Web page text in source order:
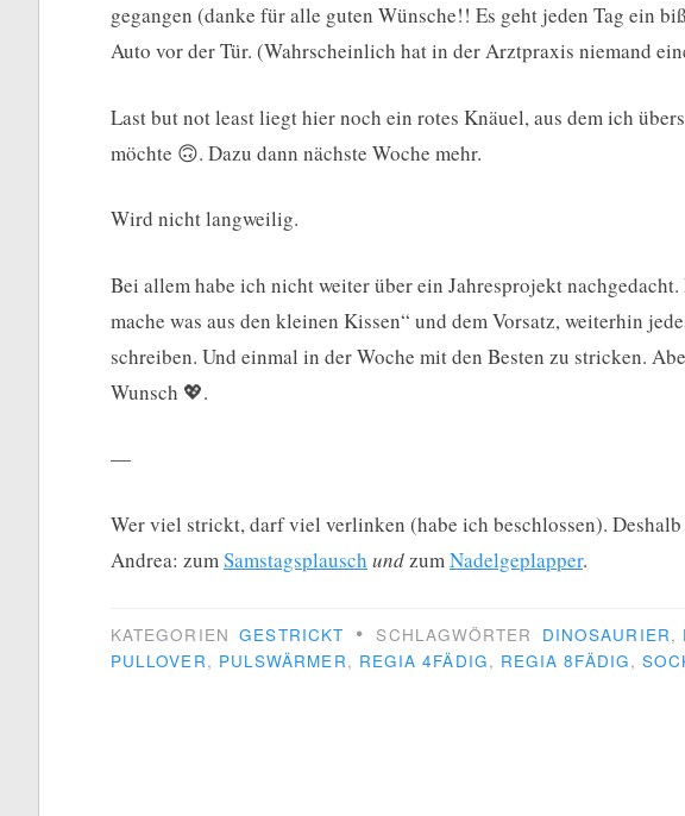
gegangen (danke für alle guten Wünsche!! Es geht jeden Tag ein
Auto vor der Tür. (Wahrscheinlich hat in der Arztpraxis niemand
Last but not least liegt hier noch ein rotes Knäuel, aus dem ich
möchte 🙃. Dazu dann nächste Woche mehr.
Wird nicht langweilig.
Bei allem habe ich nicht weiter über ein Jahresprojekt
mache was aus den kleinen Kissen“ und dem Vorsatz, weiterhin
schreiben. Und einmal in der Woche mit den Besten zu stricken.
Wunsch 💖.
—
Wer viel strickt, darf viel verlinken (habe ich beschlossen).
Andrea: zum Samstagsplausch und zum Nadelgeplapper.
KATEGORIEN GESTRICKT • SCHLAGWÖRTER DINOSAURIER,
PULLOVER, PULSWÄRMER, REGIA 4FÄDIG, REGIA 8FÄDIG,